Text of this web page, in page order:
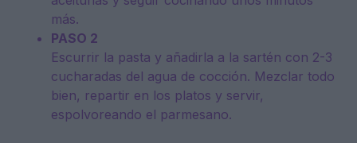
más.
PASO 2
Escurrir la pasta y añadirla a la sartén con 2-3
cucharadas del agua de cocción. Mezclar todo
bien, repartir en los platos y servir,
espolvoreando el parmesano.